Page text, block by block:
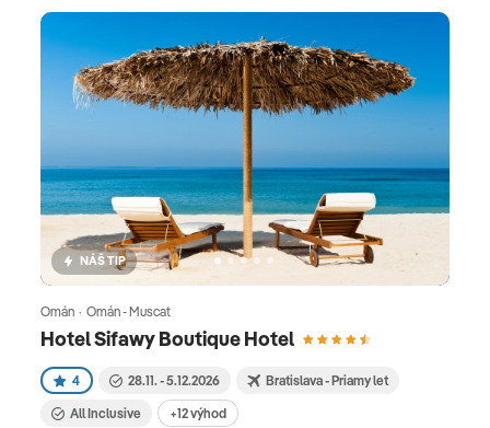
NÁŠ TIP
Hotel Sifawy Boutique Hotel
Omán · Omán - Muscat
4 28.11. - 5.12.2026 Bratislava - Priamy let
All Inclusive +12 výhod